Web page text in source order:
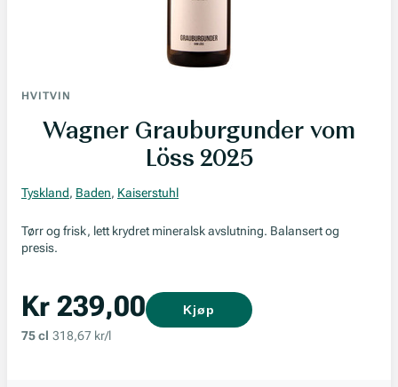
HVITVIN
Wagner Grauburgunder vom
Löss 2025
Tyskland, Baden, Kaiserstuhl
Tørr og frisk, lett krydret mineralsk avslutning. Balansert og
presis.
Kr 239,00
75 cl 318,67 kr/l
Kjøp